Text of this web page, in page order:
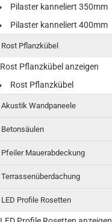
Pilaster kanneliert 350mm
Pilaster kanneliert 400mm
Rost Pflanzkübel
Rost Pflanzkübel anzeigen
Rost Pflanzkübel
Akustik Wandpaneele
Betonsäulen
Pfeiler Mauerabdeckung
Terrassenüberdachung
LED Profile Rosetten